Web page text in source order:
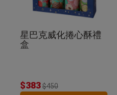
星巴克威化捲心酥禮
盒
$383$450